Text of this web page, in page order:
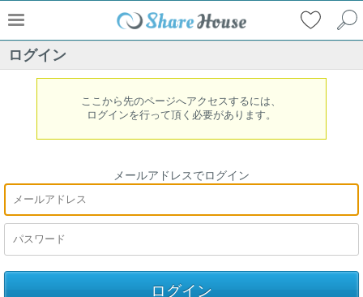
ログイン
ここから先のページへアクセスするには、
ログインを行って頂く必要があります。
メールアドレスでログイン